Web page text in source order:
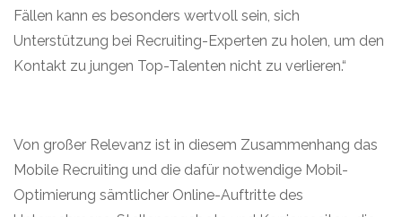
Fällen kann es besonders wertvoll sein, sich
Unterstützung bei Recruiting-Experten zu holen, um den
Kontakt zu jungen Top-Talenten nicht zu verlieren.“
Von großer Relevanz ist in diesem Zusammenhang das
Mobile Recruiting und die dafür notwendige Mobil-
Optimierung sämtlicher Online-Auftritte des